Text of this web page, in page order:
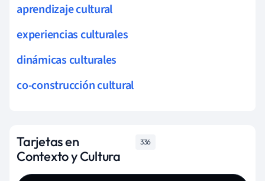
aprendizaje cultural
experiencias culturales
dinámicas culturales
co-construcción cultural
Tarjetas en
Contexto y Cultura
336